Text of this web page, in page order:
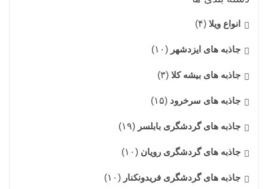
انواع ویلا (۴)
جاذبه های ایزدشهر (۱۰)
جاذبه های بیشه کلا (۳)
جاذبه های سرخرود (۱۵)
جاذبه های گردشگری بابلسر (۱۹)
جاذبه های گردشگری رویان (۱۰)
جاذبه های گردشگری فریدونکنار (۱۰)